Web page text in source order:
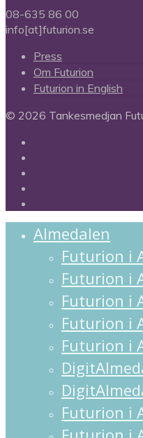
08-635 86 00
info[at]futurion.se
Press
Om Futurion
Futurion in English
© 2026 Tankesmedjan
Almedalen
Futurion i
Futurion i
Futurion i
Futurion i
Futurion i
Futurion i